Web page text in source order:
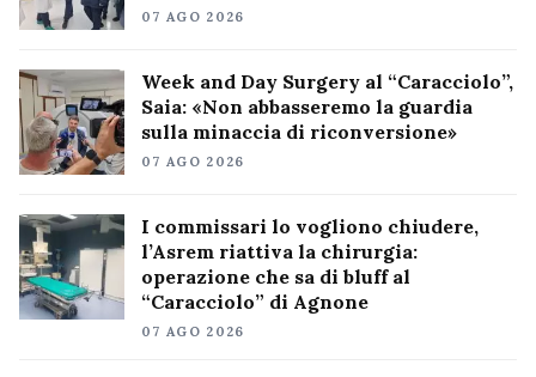
07 AGO 2026
Week and Day Surgery al “Caracciolo”,
Saia: «Non abbasseremo la guardia
sulla minaccia di riconversione»
07 AGO 2026
I commissari lo vogliono chiudere,
l’Asrem riattiva la chirurgia:
operazione che sa di bluff al
“Caracciolo” di Agnone
07 AGO 2026